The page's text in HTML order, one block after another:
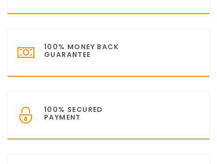
100% MONEY BACK
GUARANTEE
100% SECURED
PAYMENT